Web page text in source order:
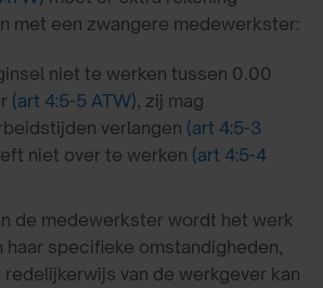
met een zwangere medewerkster:
niet te werken tussen 0.00
(art 4:5-5 ATW), zij mag
verlangen (art 4:5-3
niet over te werken (art 4:5-4
de medewerkster wordt het werk
haar specifieke omstandigheden,
van de werkgever kan